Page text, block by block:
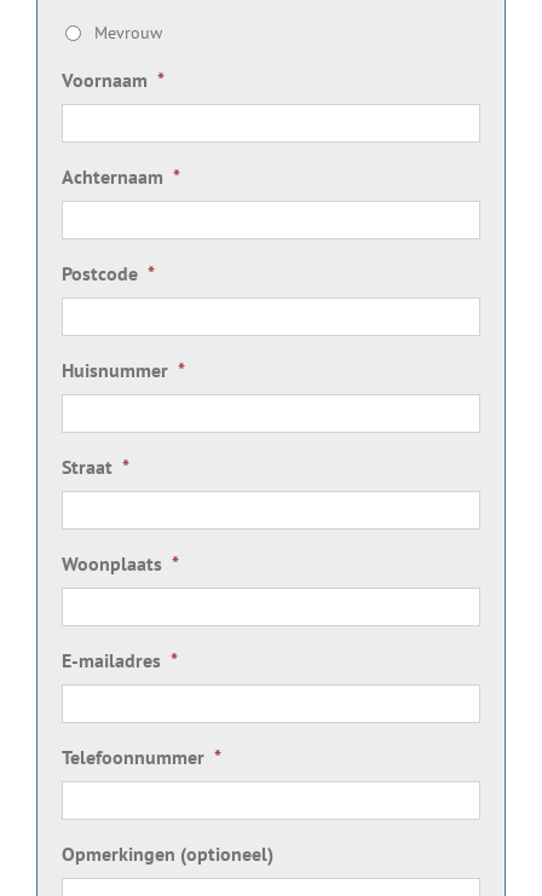
Mevrouw
Voornaam *
Achternaam *
Postcode *
Huisnummer *
Straat *
Woonplaats *
E-mailadres *
Telefoonnummer *
Opmerkingen (optioneel)